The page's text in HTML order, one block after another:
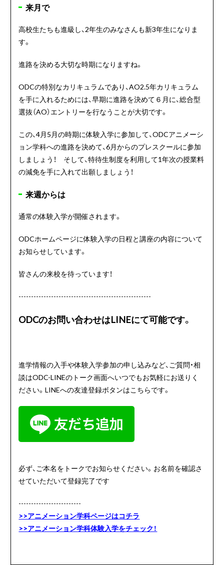
来月で
高校生たちも進級し、2年生のみなさんも新3年生になりま
す。
進路を決める大切な時期になりますね。
ODCの特別なカリキュラムであり、AO2.5年カリキュラム
を手に入れるためには、早期に進路を決めて６月に、総合型
選抜（AO）エントリーを行なうことが大切です。
この、4月5月の時期に体験入学に参加して、ODCアニメーシ
ョン学科への進路を決めて、6月からのプレスクールに参加
しましょう！ そして、特待生制度を利用して1年次の授業料
の減免を手に入れて出願しましょう！
来週からは
通常の体験入学が開催されます。
ODCホームページに体験入学の日程と講座の内容について
お知らせしています。
皆さんの来校を待っています！
-----------------------------------------------------
ODCのお問い合わせはLINEにて可能です。
進学情報の入手や体験入学参加の申し込みなど、ご質問・相
談はODC-LINEのトーク画面へいつでもお気軽にお送りく
ださい。LINEへの友達登録ボタンはこちらです。
必ず、ご本名をトークでお知らせください。お名前を確認さ
せていただいて登録完了です
-------------------------
>>アニメーション学科ページはコチラ
>>アニメーション学科体験入学をチェック！